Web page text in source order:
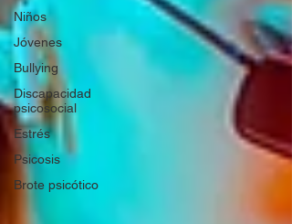
Niños
Jóvenes
Bullying
Discapacidad
psicosocial
Estrés
Psicosis
Brote psicótico